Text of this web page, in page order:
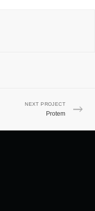
NEXT PROJECT
Protem